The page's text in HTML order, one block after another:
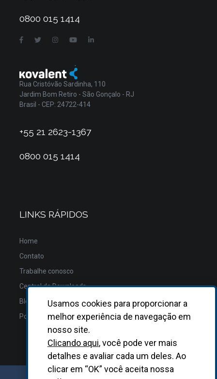
0800 015 1414
Rua Cristóvão Sardinha, 110
Jardim Bom Retiro - São Gonçalo - RJ
Brasil - CEP: 24722-414
+55 21 2623-1367
0800 015 1414
LINKS RÁPIDOS
Home
Contato
Trabalhe conosco
Central de Downloads
Blog
Política de Privacidade
Usamos cookies para proporcionar a
melhor experiência de navegação em
nosso site.
Clicando aqui, você pode ver mais
detalhes e avaliar cada um deles. Ao
clicar em “OK” você aceita nossa